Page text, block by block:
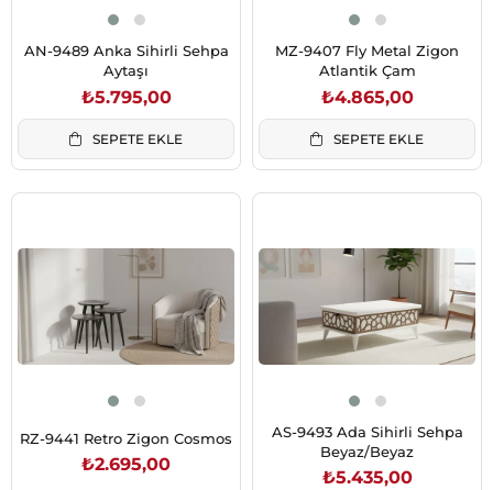
AN-9489 Anka Sihirli Sehpa
Aytaşı
₺5.795,00
SEPETE EKLE
MZ-9407 Fly Metal Zigon
Atlantik Çam
₺4.865,00
SEPETE EKLE
RZ-9441 Retro Zigon Cosmos
₺2.695,00
AS-9493 Ada Sihirli Sehpa
Beyaz/Beyaz
₺5.435,00